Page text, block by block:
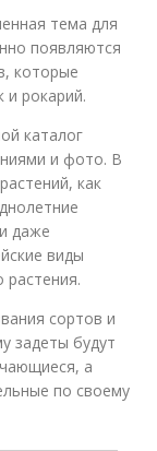
тема для
появляются
которые
и рокарий.
каталог
и фото. В
как
даже
виды
сортов и
задеты будут
а
по своему